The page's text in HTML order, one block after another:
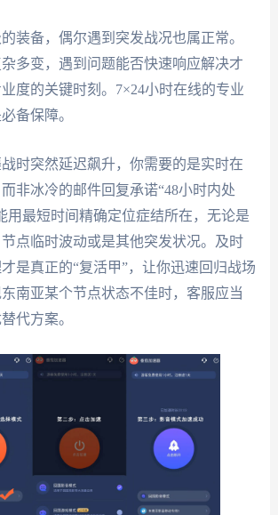
装备，偶尔遇到突发战况也属正常。
多变，遇到问题能否快速响应解决才
度的关键时刻。7×24小时在线的专业
备保障。
时突然延迟飙升，你需要的是实时在
非冰冷的邮件回复承诺“48小时内处
用最短时间精确定位症结所在，无论是
点临时波动或是其他突发状况。及时
是真正的“复活甲”，让你迅速回归战场
南亚某个节点状态不佳时，客服应当
代方案。